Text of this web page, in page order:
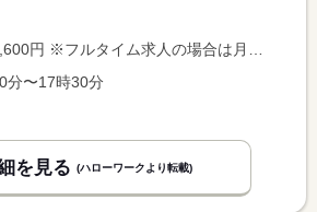
人の場合は月額（換算額）、パート求人の場合は時間額を表示しています。
分〜17時30分
を見る (ハローワークより転載)